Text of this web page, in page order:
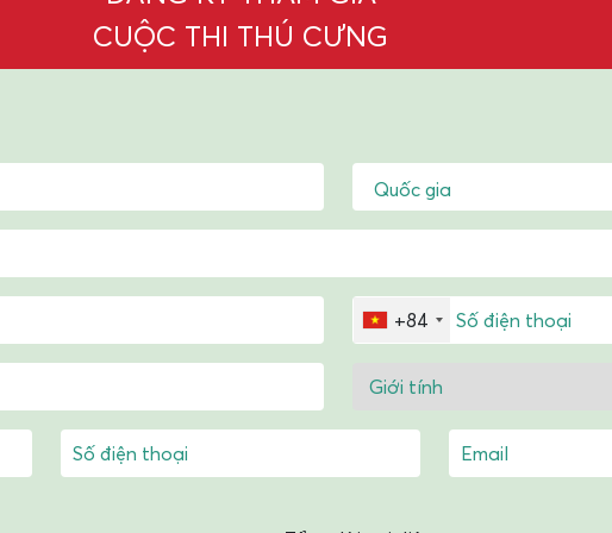
CUỘC THI THÚ CƯNG
Quốc gia
+84